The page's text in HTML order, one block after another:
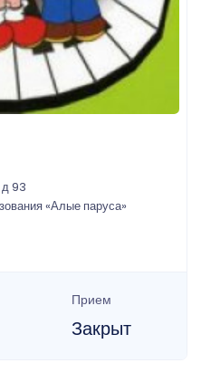
д 93
«Алые паруса»
Прием
Закрыт